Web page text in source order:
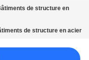
de structure en
de structure en acier